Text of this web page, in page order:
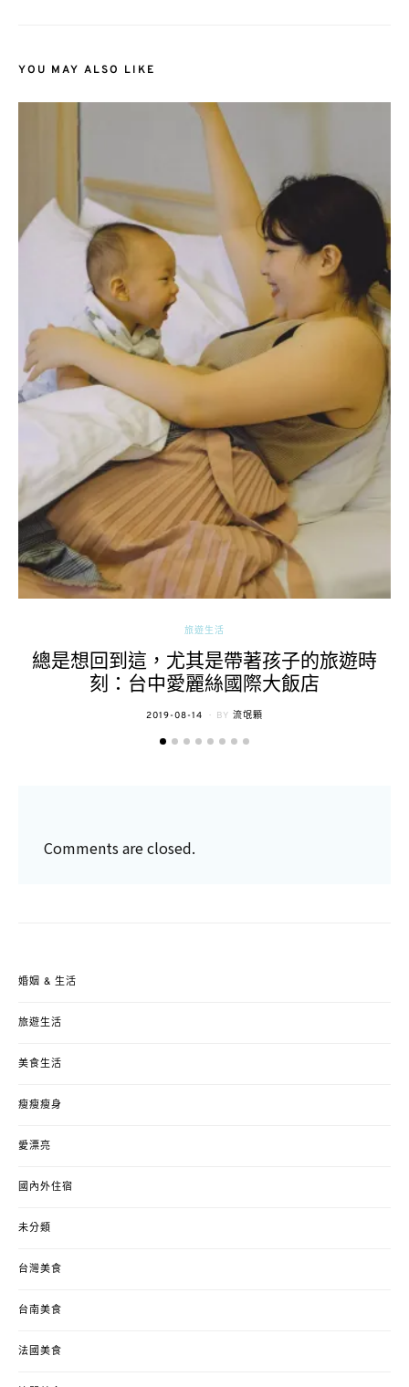
YOU MAY ALSO LIKE
旅遊生活
總是想回到這，尤其是帶著孩子的旅遊時
刻：台中愛麗絲國際大飯店
POSTED
2019-08-14 BY 流氓顆
Comments are closed.
婚姻 & 生活
旅遊生活
美食生活
瘦瘦瘦身
愛漂亮
國內外住宿
未分類
台灣美食
台南美食
法國美食